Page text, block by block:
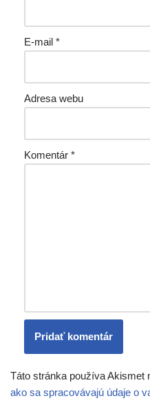
E-mail *
Adresa webu
Komentár *
Táto stránka používa Akismet
ako sa spracovávajú údaje o